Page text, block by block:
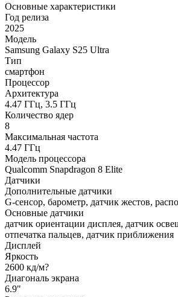
Основные характеристики
Год релиза
2025
Модель
Samsung Galaxy S25 Ultra
Тип
смартфон
Процессор
Архитектура
4.47 ГГц, 3.5 ГГц
Количество ядер
8
Максимальная частота
4.47 ГГц
Модель процессора
Qualcomm Snapdragon 8 Elite
Датчики
Дополнительные датчики
G-сенсор, барометр, датчик жестов,
Основные датчики
датчик ориентации дисплея, датчик
отпечатка пальцев, датчик приближения
Дисплей
Яркость
2600 кд/м?
Диагональ экрана
6.9"